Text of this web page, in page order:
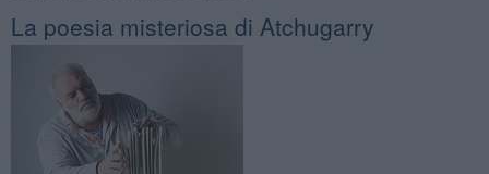
​La poesia misteriosa di Atchugarry